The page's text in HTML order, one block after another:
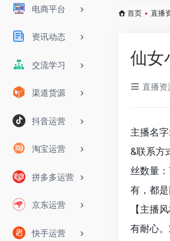
电商平台
资讯动态
交流学习
渠道货源
抖音运营
淘宝运营
拼多多运营
京东运营
快手运营
首页 • 直播
仙女
直播资
主播名
&联系方
丝数量
有，都
【主播
有耐心